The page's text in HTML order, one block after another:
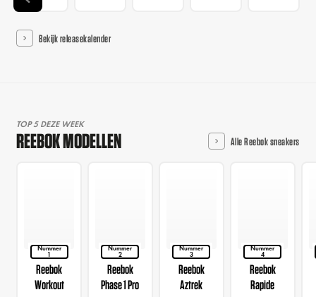
Bekijk releasekalender
TOP 5 DEZE WEEK
REEBOK MODELLEN Alle Reebok sneakers
Nummer
1
Reebok
Workout
Nummer
2
Reebok
Phase 1 Pro
Nummer
3
Reebok
Aztrek
Nummer
4
Reebok
Rapide